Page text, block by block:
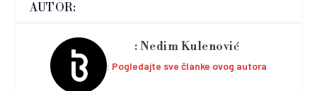
AUTOR:
Nedim Kulenović
Pogledajte sve članke ovog autora